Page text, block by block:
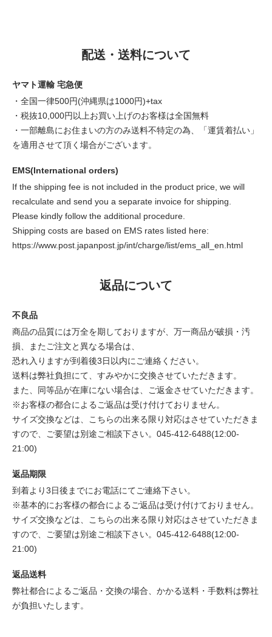
配送・送料について
ヤマト運輸 宅急便
・全国一律500円(沖縄県は1000円)+tax
・税抜10,000円以上お買い上げのお客様は全国無料
・一部離島にお住まいの方のみ送料不特定の為、「運賃着払い」
を適用させて頂く場合がございます。
EMS(International orders)
If the shipping fee is not included in the product price, we will
recalculate and send you a separate invoice for shipping.
Please kindly follow the additional procedure.
Shipping costs are based on EMS rates listed here:
https://www.post.japanpost.jp/int/charge/list/ems_all_en.html
返品について
不良品
商品の品質には万全を期しておりますが、万一商品が破損・汚
損、またご注文と異なる場合は、
恐れ入りますが到着後3日以内にご連絡ください。
送料は弊社負担にて、すみやかに交換させていただきます。
また、同等品が在庫にない場合は、ご返金させていただきます。
※お客様の都合によるご返品は受け付けておりません。
サイズ交換などは、こちらの出来る限り対応はさせていただきま
すので、ご要望は別途ご相談下さい。045-412-6488(12:00-
21:00)
返品期限
到着より3日後までにお電話にてご連絡下さい。
※基本的にお客様の都合によるご返品は受け付けておりません。
サイズ交換などは、こちらの出来る限り対応はさせていただきま
すので、ご要望は別途ご相談下さい。045-412-6488(12:00-
21:00)
返品送料
弊社都合によるご返品・交換の場合、かかる送料・手数料は弊社
が負担いたします。